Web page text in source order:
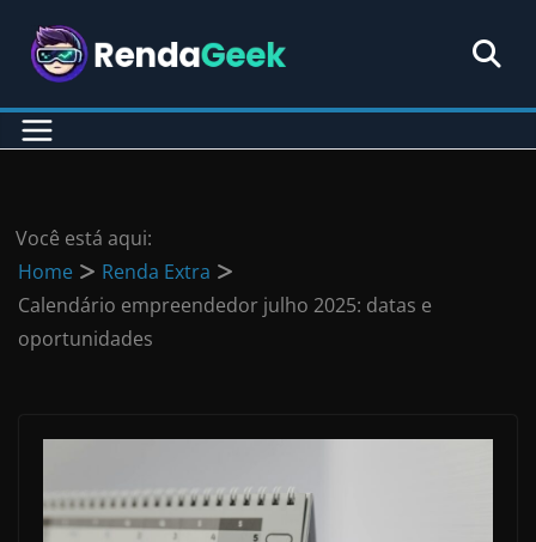
para
conteúdo
Você está aqui:
Home
Renda Extra
Calendário empreendedor julho 2025: datas e
oportunidades